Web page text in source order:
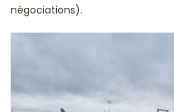
négociations).